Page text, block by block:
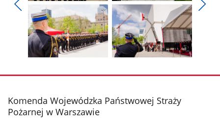
Pokaż
poprzednie
zdjęcia
Pokaż
zdjęcie
1
z
galerii.
Pokaż
zdjęcie
2
z
galerii.
zdjęcie
galerii.
zdjęcie
galerii.
stopka
Komenda Wojewódzka Państwowej Straży
Pożarnej w Warszawie